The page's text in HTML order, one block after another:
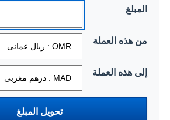
المبلغ
من هذه العملة
إلى هذه العملة